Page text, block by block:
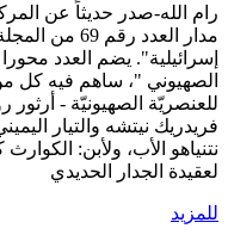
رام الله-صدر حديثاً عن
مدار العدد
إسرائيلية". يضم العدد
الصهيوني "، ساهم فيه كل
للعنصريّة الصهيونيّة - أرثور
فريدريك نيتشه والتيار
نتنياهو الأب، ولأبن:
لعقيدة الجدار الحديدي
للمزيد